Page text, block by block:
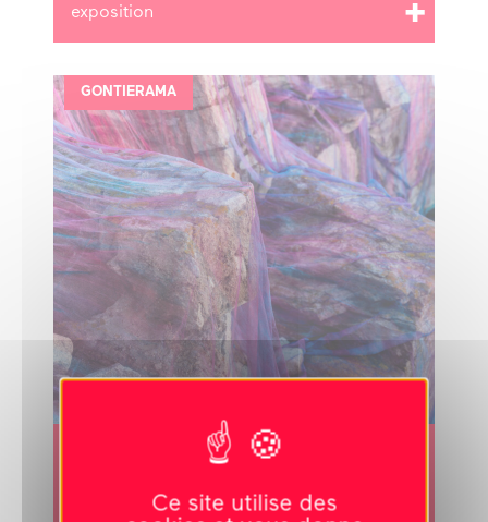
exposition
GONTIERAMA
Du 25 mai 2024 au 25 août 2024
IN/OUT- ASYLUMCe site utilise des